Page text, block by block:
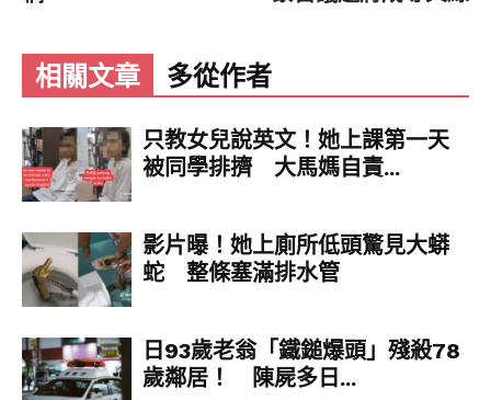
相關文章 多從作者
只教女兒說英文！她上課第一天
被同學排擠 大馬媽自責...
影片曝！她上廁所低頭驚見大蟒
蛇 整條塞滿排水管
日93歲老翁「鐵鎚爆頭」殘殺78
歲鄰居！ 陳屍多日...